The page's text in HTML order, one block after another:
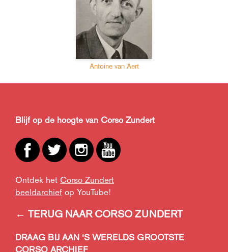
Antoine van Aert
Blijf op de hoogte van Corso Zundert
Ontdek het Corso Zundert
beeldarchief op YouTube!
← TERUG NAAR CORSO ZUNDERT
DRAAG BIJ AAN ‘S WERELDS GROOTSTE
CORSO ARCHIEF